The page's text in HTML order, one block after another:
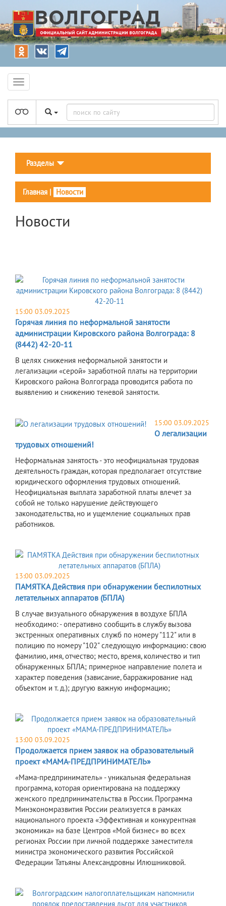
Разделы
Главная | Новости
Новости
15:00 03.09.2025
Горячая линия по неформальной занятости
администрации Кировского района Волгограда: 8
(8442) 42-20-11
В целях снижения неформальной занятости и
легализации «серой» заработной платы на территории
Кировского района Волгограда проводится работа по
выявлению и снижению теневой занятости.
15:00 03.09.2025
О легализации
трудовых отношений!
Неформальная занятость - это неофициальная трудовая
деятельность граждан, которая предполагает отсутствие
юридического оформления трудовых отношений.
Неофициальная выплата заработной платы влечет за
собой не только нарушение действующего
законодательства, но и ущемление социальных прав
работников.
13:00 03.09.2025
ПАМЯТКА Действия при обнаружении беспилотных
летательных аппаратов (БПЛА)
В случае визуального обнаружения в воздухе БПЛА
необходимо: - оперативно сообщить в службу вызова
экстренных оперативных служб по номеру "112" или в
полицию по номеру "102" следующую информацию: свою
фамилию, имя, отчество; место, время, количество и тип
обнаруженных БПЛА; примерное направление полета и
характер поведения (зависание, барражирование над
объектом и т. д.); другую важную информацию;
13:00 03.09.2025
Продолжается прием заявок на образовательный
проект «МАМА-ПРЕДПРИНИМАТЕЛЬ»
«Мама-предприниматель» - уникальная федеральная
программа, которая ориентирована на поддержку
женского предпринимательства в России. Программа
Минэкономразвития России реализуется в рамках
национального проекта «Эффективная и конкурентная
экономика» на базе Центров «Мой бизнес» во всех
регионах России при личной поддержке заместителя
министра экономического развития Российской
Федерации Татьяны Александровны Илюшниковой.